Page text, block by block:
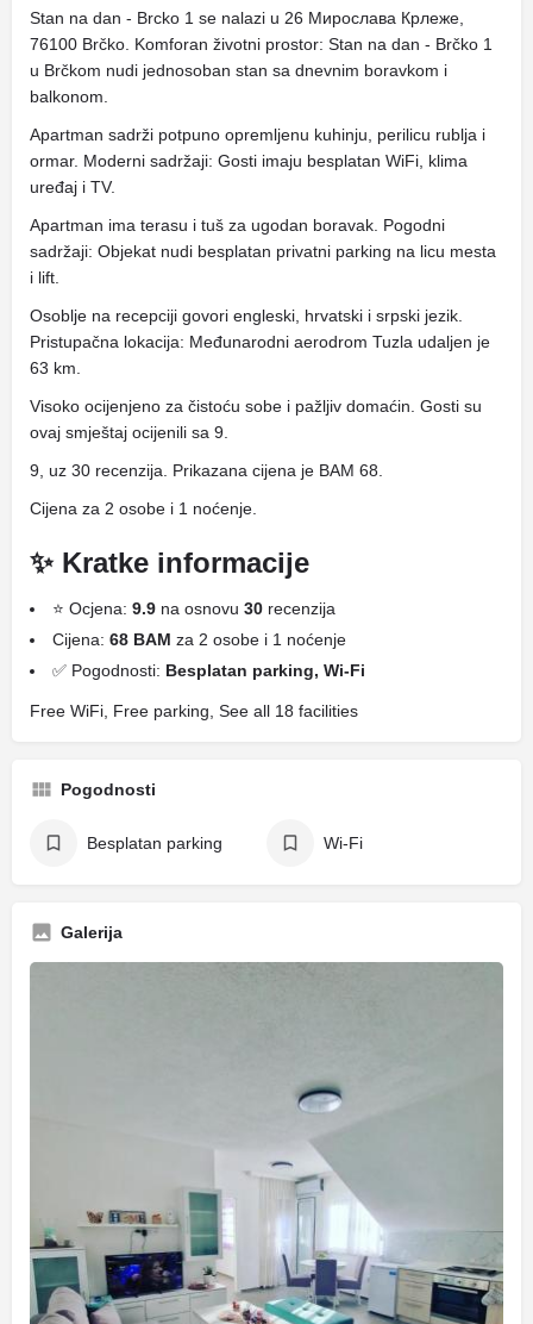
Stan na dan - Brcko 1 se nalazi u 26 Мирослава Крлеже,
76100 Brčko. Komforan životni prostor: Stan na dan - Brčko 1
u Brčkom nudi jednosoban stan sa dnevnim boravkom i
balkonom.
Apartman sadrži potpuno opremljenu kuhinju, perilicu rublja i
ormar. Moderni sadržaji: Gosti imaju besplatan WiFi, klima
uređaj i TV.
Apartman ima terasu i tuš za ugodan boravak. Pogodni
sadržaji: Objekat nudi besplatan privatni parking na licu mesta
i lift.
Osoblje na recepciji govori engleski, hrvatski i srpski jezik.
Pristupačna lokacija: Međunarodni aerodrom Tuzla udaljen je
63 km.
Visoko ocijenjeno za čistoću sobe i pažljiv domaćin. Gosti su
ovaj smještaj ocijenili sa 9.
9, uz 30 recenzija. Prikazana cijena je BAM 68.
Cijena za 2 osobe i 1 noćenje.
✨ Kratke informacije
⭐ Ocjena: 9.9 na osnovu 30 recenzija
Cijena: 68 BAM za 2 osobe i 1 noćenje
✅ Pogodnosti: Besplatan parking, Wi-Fi
Free WiFi, Free parking, See all 18 facilities
Pogodnosti
Besplatan parking Wi-Fi
Galerija